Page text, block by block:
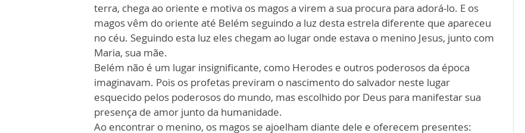
terra, chega ao oriente e motiva os magos a virem a sua procura para adorá-lo. E os
magos vêm do oriente até Belém seguindo a luz desta estrela diferente que apareceu
no céu. Seguindo esta luz eles chegam ao lugar onde estava o menino Jesus, junto com
Maria, sua mãe.
Belém não é um lugar insignificante, como Herodes e outros poderosos da época
imaginavam. Pois os profetas previram o nascimento do salvador neste lugar
esquecido pelos poderosos do mundo, mas escolhido por Deus para manifestar sua
presença de amor junto da humanidade.
Ao encontrar o menino, os magos se ajoelham diante dele e oferecem presentes: